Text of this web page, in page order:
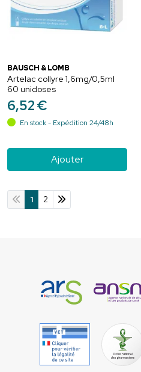
BAUSCH & LOMB
Artelac collyre 1,6mg/0,5ml
60 unidoses
6,52€
En stock - Expédition 24/48h
Ajouter
1 2